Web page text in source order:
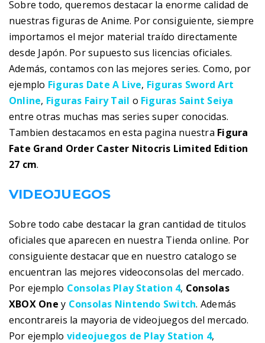
Sobre todo, queremos destacar la enorme calidad de
nuestras figuras de Anime. Por consiguiente, siempre
importamos el mejor material traído directamente
desde Japón. Por supuesto sus licencias oficiales.
Además, contamos con las mejores series. Como, por
ejemplo Figuras Date A Live, Figuras Sword Art
Online, Figuras Fairy Tail o Figuras Saint Seiya
entre otras muchas mas series super conocidas.
Tambien destacamos en esta pagina nuestra Figura
Fate Grand Order Caster Nitocris Limited Edition
27 cm.
VIDEOJUEGOS
Sobre todo cabe destacar la gran cantidad de titulos
oficiales que aparecen en nuestra Tienda online. Por
consiguiente destacar que en nuestro catalogo se
encuentran las mejores videoconsolas del mercado.
Por ejemplo Consolas Play Station 4, Consolas
XBOX One y Consolas Nintendo Switch. Además
encontrareis la mayoria de videojuegos del mercado.
Por ejemplo videojuegos de Play Station 4,